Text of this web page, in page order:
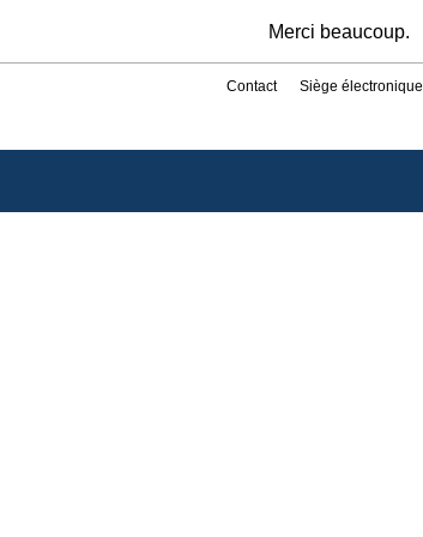
Merci beaucoup.
Contact Siège électronique